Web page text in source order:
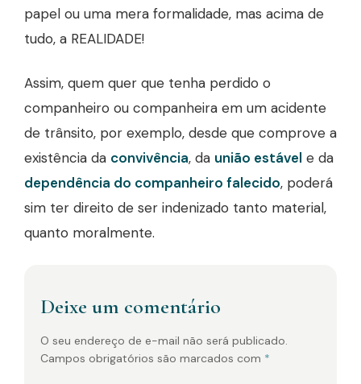
papel ou uma mera formalidade, mas acima de
tudo, a REALIDADE!
Assim, quem quer que tenha perdido o
companheiro ou companheira em um acidente
de trânsito, por exemplo, desde que comprove a
existência da convivência, da união estável e da
dependência do companheiro falecido, poderá
sim ter direito de ser indenizado tanto material,
quanto moralmente.
Deixe um comentário
O seu endereço de e-mail não será publicado.
Campos obrigatórios são marcados com *